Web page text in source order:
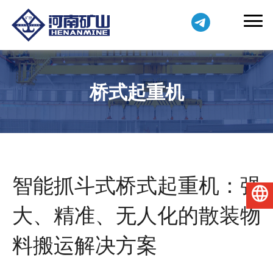
桥式起重机
智能抓斗式桥式起重机：强
大、精准、无人化的散装物
料搬运解决方案
简体中文